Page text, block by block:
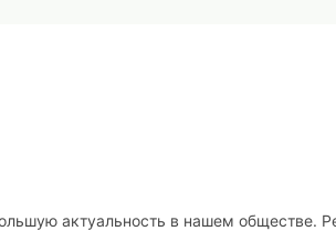
актуальность в нашем обществе.